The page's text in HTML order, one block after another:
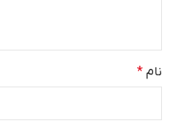
نام *